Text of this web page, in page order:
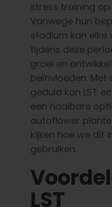
stress training op
Vanwege hun
stadium kan elke
tijdens deze
groei en
beïnvloeden. Met
geduld kan LST
een haalbare
autoflower
kijken hoe we dit
gebruiken.
LST